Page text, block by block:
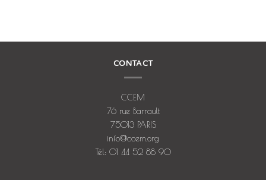
CONTACT
CCEM
76 rue Barrault
75013 PARIS
info@ccem.org
Tél: 01 44 52 88 90